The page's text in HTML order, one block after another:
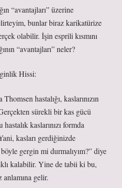
“avantajları” üzerine
bunlar biraz karikatürize
olabilir. İşin esprili kısmını
“avantajları” neler?
Hissi:
hastalığı, kaslarınızın
sürekli bir kas gücü
kaslarınızı formda
kasları gerdiğinizde
gergin mi durmalıyım?” diye
kalabilir. Yine de tabii ki bu,
gelir.